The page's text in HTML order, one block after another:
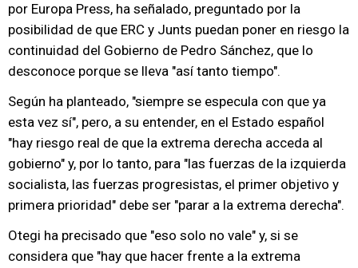
por Europa Press, ha señalado, preguntado por la
posibilidad de que ERC y Junts puedan poner en riesgo la
continuidad del Gobierno de Pedro Sánchez, que lo
desconoce porque se lleva "así tanto tiempo".
Según ha planteado, "siempre se especula con que ya
esta vez sí", pero, a su entender, en el Estado español
"hay riesgo real de que la extrema derecha acceda al
gobierno" y, por lo tanto, para "las fuerzas de la izquierda
socialista, las fuerzas progresistas, el primer objetivo y
primera prioridad" debe ser "parar a la extrema derecha".
Otegi ha precisado que "eso solo no vale" y, si se
considera que "hay que hacer frente a la extrema